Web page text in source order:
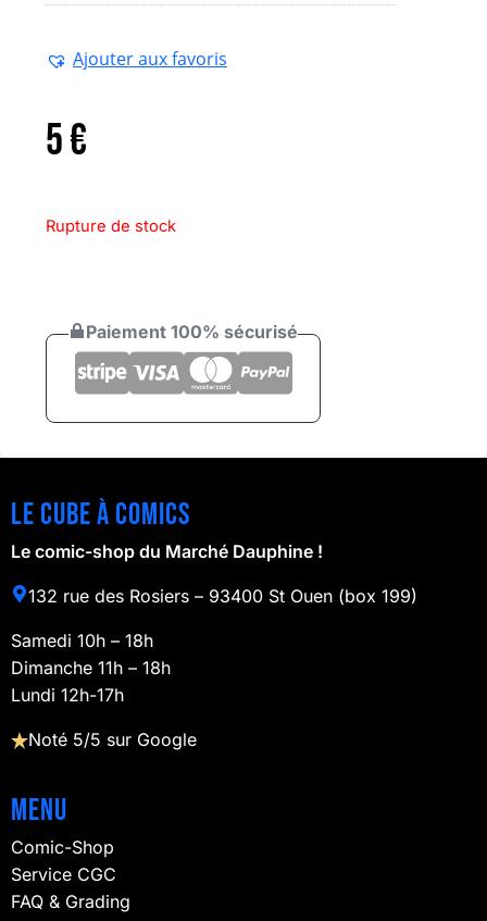
Ajouter aux favoris
5€
Rupture de stock
Paiement 100% sécurisé
Le cube à comics
Le comic-shop du Marché Dauphine !
132 rue des Rosiers – 93400 St Ouen (box 199)
Samedi 10h – 18h
Dimanche 11h – 18h
Lundi 12h-17h
Noté 5/5 sur Google
Menu
Comic-Shop
Service CGC
FAQ & Grading